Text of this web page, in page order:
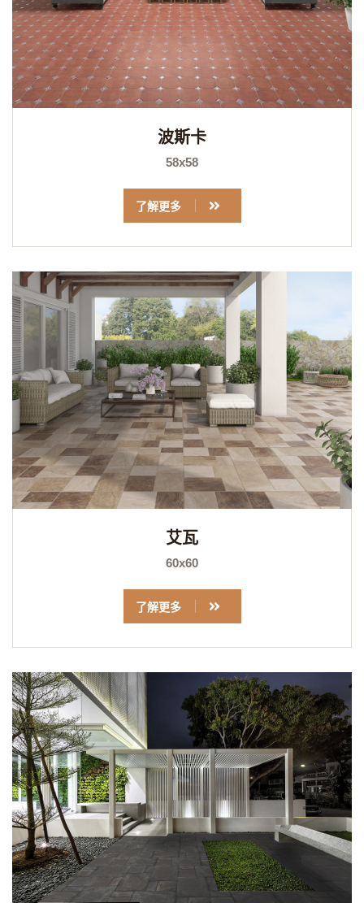
波斯卡
58x58
了解更多
艾瓦
60x60
了解更多